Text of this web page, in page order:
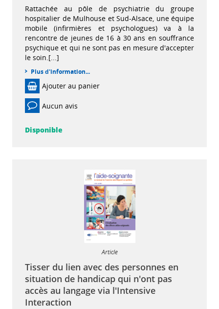
Rattachée au pôle de psychiatrie du groupe
hospitalier de Mulhouse et Sud-Alsace, une équipe
mobile (infirmières et psychologues) va à la
rencontre de jeunes de 16 à 30 ans en souffrance
psychique et qui ne sont pas en mesure d'accepter
le soin.[...]
Plus d'information...
Ajouter au panier
Aucun avis
Disponible
Article
Tisser du lien avec des personnes en
situation de handicap qui n'ont pas
accès au langage via l'Intensive
Interaction